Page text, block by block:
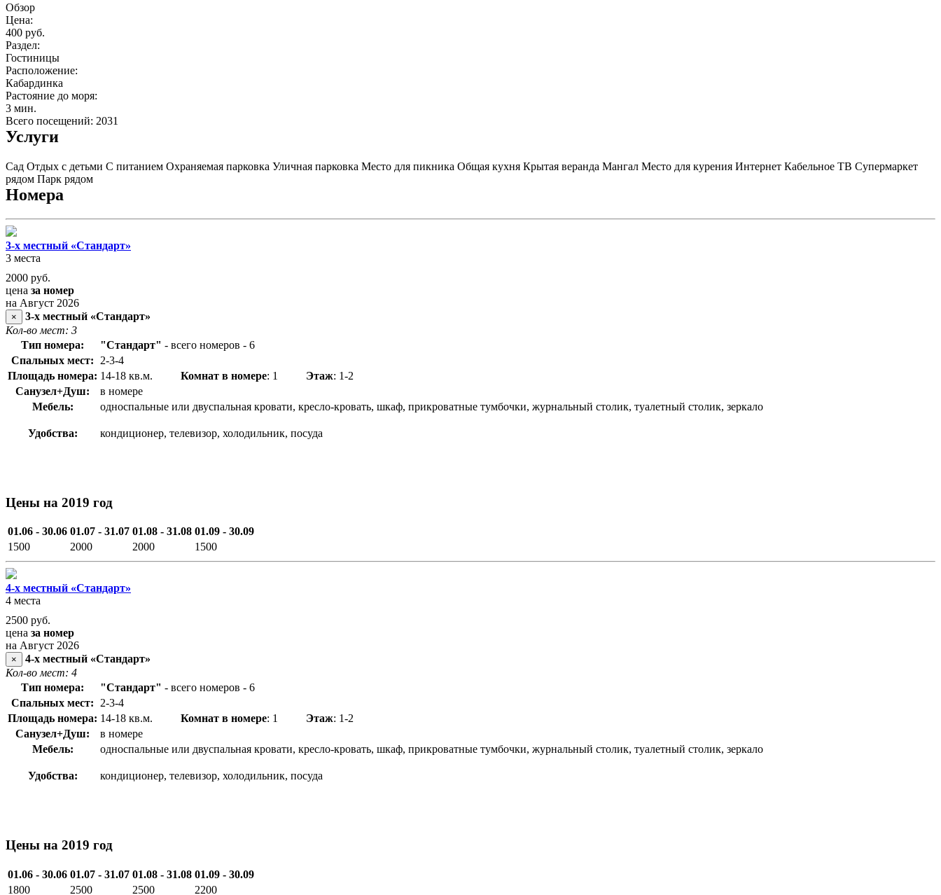
Обзор
Цена:
400 руб.
Раздел:
Гостиницы
Расположение:
Кабардинка
Растояние до моря:
3 мин.
Всего посещений: 2031
Услуги
Сад Отдых с детьми С питанием Охраняемая парковка Уличная парковка Место для пикника Общая кухня Крытая веранда Мангал Место для курения Интернет Кабельное ТВ Супермаркет
рядом Парк рядом
Номера
3-х местный «Стандарт»
3 места
2000 руб.
цена за номер
на Август 2026
×
3-х местный «Стандарт»
Кол-во мест: 3
Тип номера:
"Стандарт" - всего номеров - 6
Спальных мест:
2-3-4
Площадь номера: 14-18 кв.м. Комнат в номере: 1 Этаж: 1-2
Санузел+Душ:
в номере
Мебель:
односпальные или двуспальная кровати, кресло-кровать, шкаф, прикроватные тумбочки, журнальный столик, туалетный столик, зеркало
Удобства: кондиционер, телевизор, холодильник, посуда
Цены на 2019 год
01.06 - 30.06 01.07 - 31.07 01.08 - 31.08 01.09 - 30.09
1500
2000 2000 1500
4-х местный «Стандарт»
4 места
2500 руб.
цена за номер
на Август 2026
×
4-х местный «Стандарт»
Кол-во мест: 4
Тип номера:
"Стандарт" - всего номеров - 6
Спальных мест:
2-3-4
Площадь номера: 14-18 кв.м. Комнат в номере: 1 Этаж: 1-2
Санузел+Душ:
в номере
Мебель:
односпальные или двуспальная кровати, кресло-кровать, шкаф, прикроватные тумбочки, журнальный столик, туалетный столик, зеркало
Удобства: кондиционер, телевизор, холодильник, посуда
Цены на 2019 год
01.06 - 30.06 01.07 - 31.07 01.08 - 31.08 01.09 - 30.09
1800
2500 2500 2200